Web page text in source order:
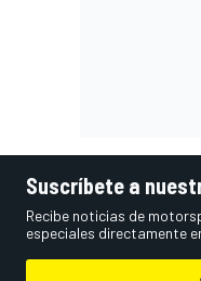
Suscríbete a
Recibe noticias de
especiales directamente